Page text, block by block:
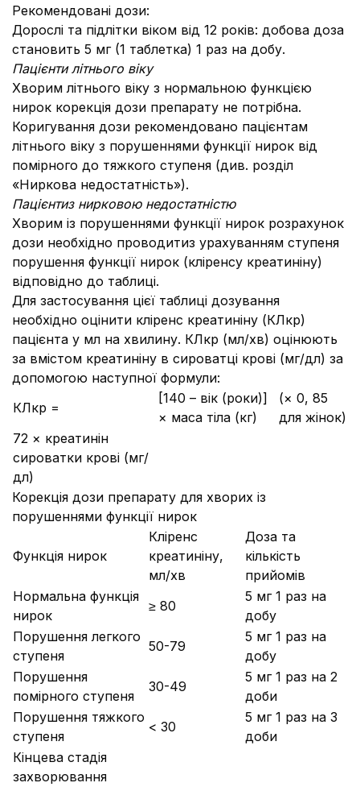
Рекомендовані дози:
Дорослі та підлітки віком від 12 років: добова доза
становить 5 мг (1 таблетка) 1 раз на добу.
Пацієнти літнього віку
Хворим літнього віку з нормальною функцією
нирок корекція дози препарату не потрібна.
Коригування дози рекомендовано пацієнтам
літнього віку з порушеннями функції нирок від
помірного до тяжкого ступеня (див. розділ
«Ниркова недостатність»).
Пацієнтиз нирковою недостатністю
Хворим із порушеннями функції нирок розрахунок
дози необхідно проводитиз урахуванням ступеня
порушення функції нирок (кліренсу креатиніну)
відповідно до таблиці.
Для застосування цієї таблиці дозування
необхідно оцінити кліренс креатиніну (КЛкр)
пацієнта у мл на хвилину. КЛкр (мл/хв) оцінюють
за вмістом креатиніну в сироватці крові (мг/дл) за
допомогою наступної формули:
КЛкр =
[140 – вік (роки)]
× маса тіла (кг)
(× 0, 85
для жінок)
72 × креатинін
сироватки крові (мг/
дл)
Корекція дози препарату для хворих із
порушеннями функції нирок
Функція нирок
Кліренс
креатиніну,
мл/хв
Доза та
кількість
прийомів
Нормальна функція
нирок
≥ 80
5 мг 1 раз на
добу
Порушення легкого
ступеня
50-79
5 мг 1 раз на
добу
Порушення
помірного ступеня
30-49
5 мг 1 раз на 2
доби
Порушення тяжкого
ступеня
< 30
5 мг 1 раз на 3
доби
Кінцева стадія
захворювання